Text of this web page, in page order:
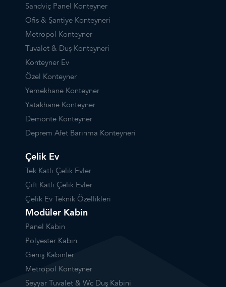
Sandviç Panel Konteyner
Ofis & Şantiye Konteyneri
Metropol Konteyner
Tuvalet & Duş Konteyneri
Konteyner Ev
Özel Konteyner
Yemekhane Konteyner
Yatakhane Konteyner
Demonte Konteyner
Deprem Afet Barınma Konteyneri
Çelik Ev
Tek Katlı Çelik Evler
Çift Katlı Çelik Evler
Çelik Ev Teknik Özellikleri
Modüler Kabin
Panel Kabin
Polyester Kabin
Geniş Kabinler
Metropol Konteyner
Seyyar Tuvalet & Wc Duş Kabini